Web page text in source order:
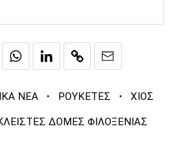
ΝΕΑ · ΡΟΥΚΕΤΕΣ · ΧΙΟΣ
ΔΟΜΕΣ ΦΙΛΟΞΕΝΙΑΣ